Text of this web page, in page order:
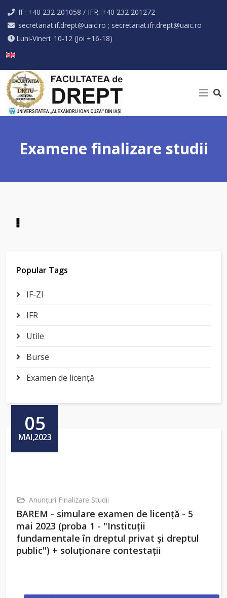
IF: +40 232 201058 / IFR: +40 232 201272
secretariat.if.drept@uaic.ro ; secretariat.ifr.drept@uaic.ro
Luni-Vineri: 10-12 (Joi +16-18)
Examene finalizare studii
Popular Tags
IF-ZI
IFR
Utile
Burse
Examen de licenţă
05
MAI,2023
Anunţuri Finalizare Studii
BAREM - simulare examen de licenţă - 5
mai 2023 (proba 1 - "Instituţii
fundamentale în dreptul privat şi dreptul
public") + soluţionare contestaţii